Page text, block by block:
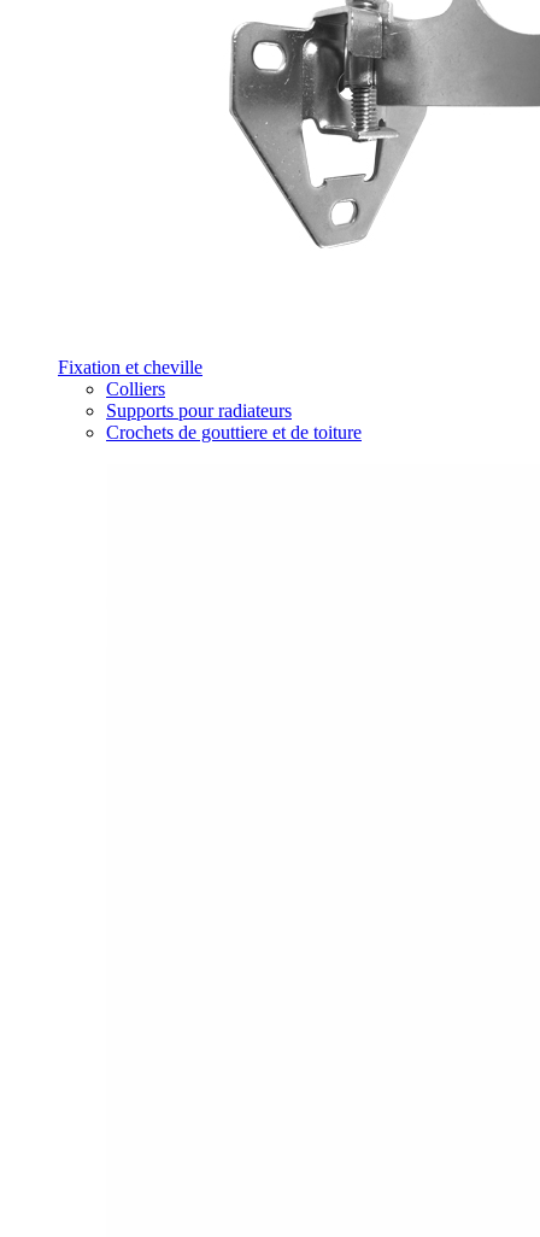
Fixation et cheville
Colliers
Supports pour radiateurs
Crochets de gouttiere et de toiture